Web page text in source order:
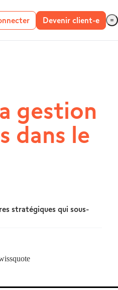
4
Devenir client-e
gestion
dans le
stratégiques qui sous-